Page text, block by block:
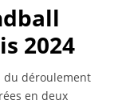
2024
du déroulement
en deux